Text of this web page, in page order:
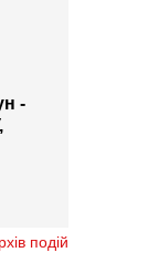
-
подій